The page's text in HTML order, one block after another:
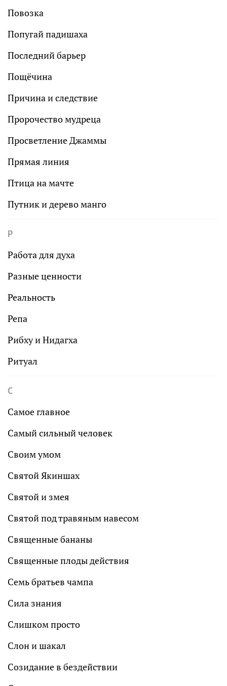
Повозка
Попугай падишаха
Последний барьер
Пощёчина
Причина и следствие
Пророчество мудреца
Просветление Джаммы
Прямая линия
Птица на мачте
Путник и дерево манго
Р
Работа для духа
Разные ценности
Реальность
Репа
Рибху и Нидагха
Ритуал
С
Самое главное
Самый сильный человек
Своим умом
Святой Якиншах
Святой и змея
Святой под травяным навесом
Священные бананы
Священные плоды действия
Семь братьев чампа
Сила знания
Слишком просто
Слон и шакал
Созидание в бездействии